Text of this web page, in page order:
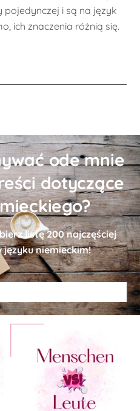
i są na język
ich znaczenia różnią się.
ode mnie
dotyczące
listę200 najczęściej
języku niemieckim!